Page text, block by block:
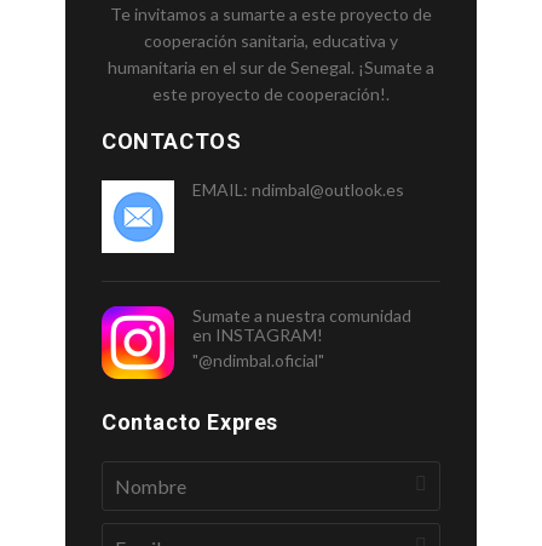
Te invitamos a sumarte a este proyecto de
cooperación sanitaria, educativa y
humanitaria en el sur de Senegal. ¡Sumate a
este proyecto de cooperación!.
CONTACTOS
EMAIL: ndimbal@outlook.es
Sumate a nuestra comunidad
en INSTAGRAM!
"@ndimbal.oficial"
Contacto Expres